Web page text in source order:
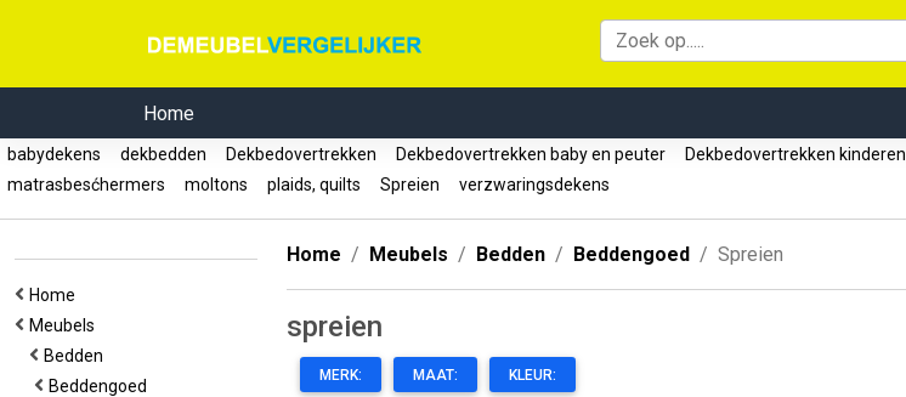
Home
babydekens dekbedden Dekbedovertrekken Dekbedovertrekken baby en peuter Dekbedovertrekken kinderen
matrasbesćhermers
moltons plaids, quilts Spreien verzwaringsdekens
Home
Meubels
Bedden
Beddengoed
Home Meubels Bedden Beddengoed Spreien
spreien
MERK: MAAT: KLEUR: